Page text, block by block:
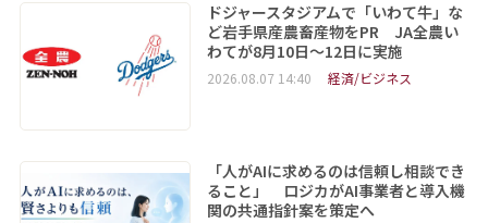
ドジャースタジアムで「いわて牛」な
ど岩手県産農畜産物をPR JA全農い
わてが8月10日～12日に実施
2026.08.07 14:40 経済/ビジネス
「人がAIに求めるのは信頼し相談でき
ること」 ロジカがAI事業者と導入機
関の共通指針案を策定へ